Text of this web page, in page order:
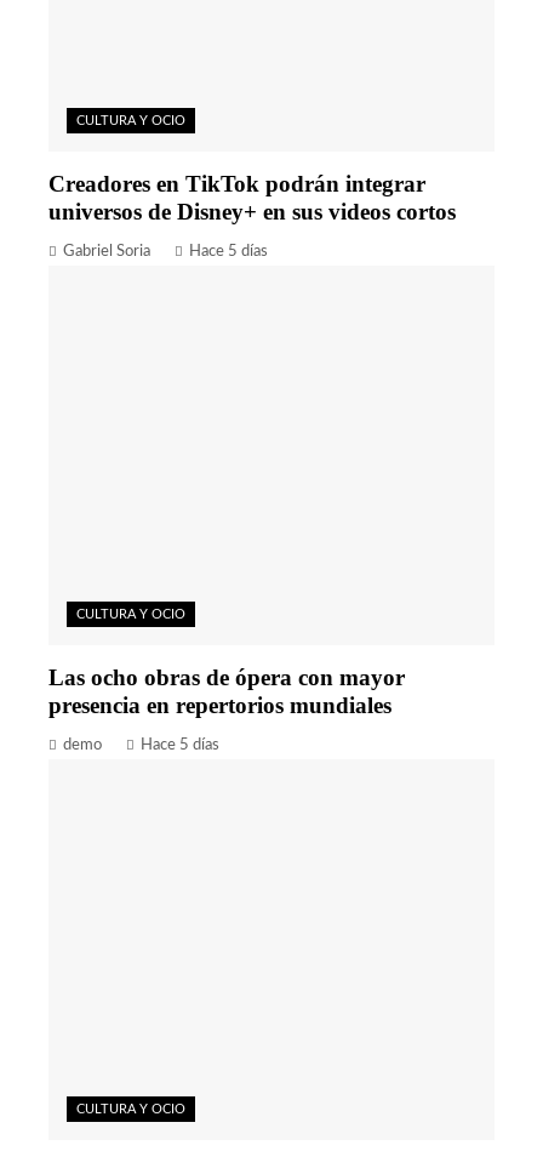
CULTURA Y OCIO
Creadores en TikTok podrán integrar
universos de Disney+ en sus videos cortos
Gabriel Soria Hace 5 días
CULTURA Y OCIO
Las ocho obras de ópera con mayor
presencia en repertorios mundiales
demo Hace 5 días
CULTURA Y OCIO